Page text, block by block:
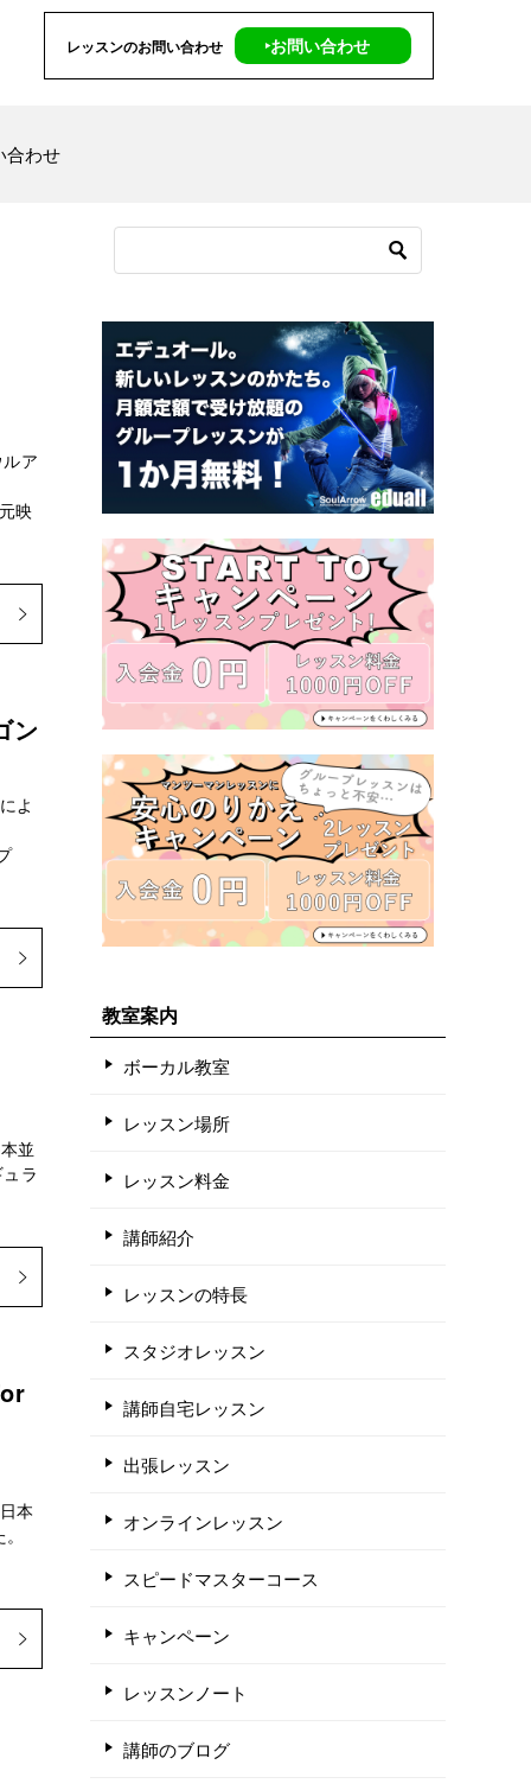
レッスンのお問い合わせ ‣お問い合わせ
合わせ
ア
映
ン
よ
並
ラ
本
教室案内
ボーカル教室
レッスン場所
レッスン料金
講師紹介
レッスンの特長
スタジオレッスン
講師自宅レッスン
出張レッスン
オンラインレッスン
スピードマスターコース
キャンペーン
レッスンノート
講師のブログ